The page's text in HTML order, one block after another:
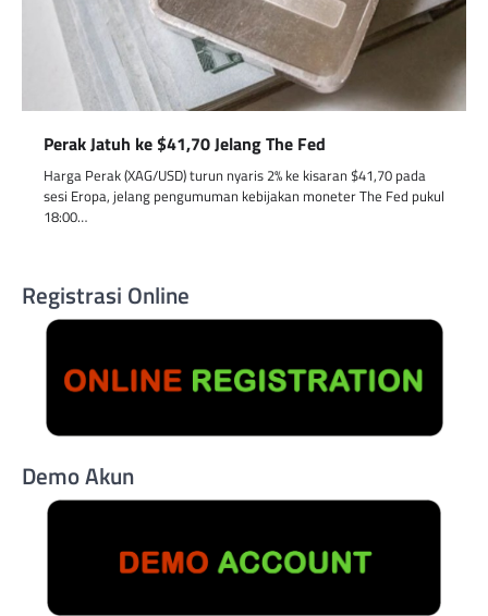
Perak Jatuh ke $41,70 Jelang The Fed
Harga Perak (XAG/USD) turun nyaris 2% ke kisaran $41,70 pada
sesi Eropa, jelang pengumuman kebijakan moneter The Fed pukul
18:00…
Registrasi Online
Demo Akun